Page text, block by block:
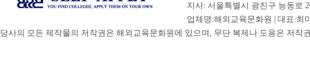
지사: 서울특별시 광진구 능동로
업체명:해외교육문화원 | 대표:최
당사의 모든 제작물의 저작권은 해외교육문화원에 있으며, 무단 복제나 도용은 저